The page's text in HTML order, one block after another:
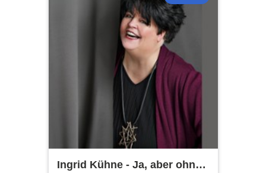
Ingrid Kühne - Ja, aber ohne